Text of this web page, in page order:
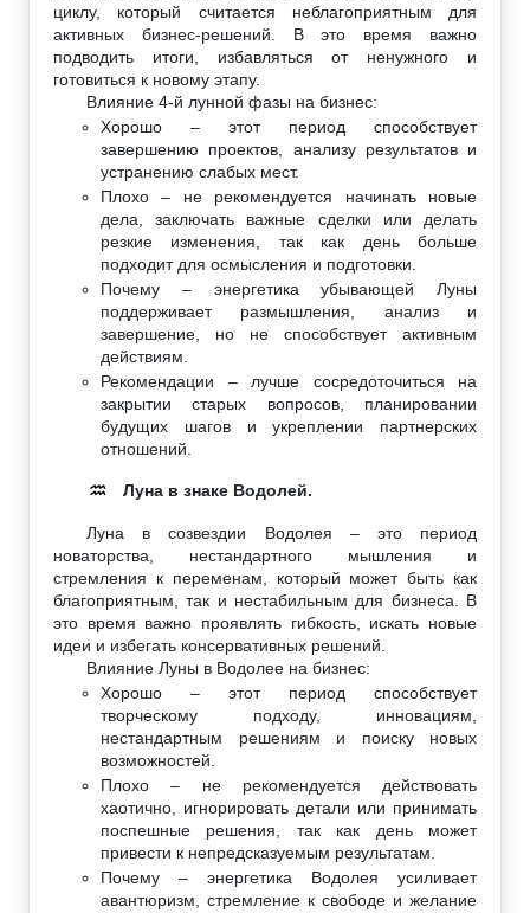
циклу, который считается неблагоприятным для
активных бизнес-решений. В это время важно
подводить итоги, избавляться от ненужного и
готовиться к новому этапу.
Влияние 4-й лунной фазы на бизнес:
Хорошо – этот период способствует
завершению проектов, анализу результатов и
устранению слабых мест.
Плохо – не рекомендуется начинать новые
дела, заключать важные сделки или делать
резкие изменения, так как день больше
подходит для осмысления и подготовки.
Почему – энергетика убывающей Луны
поддерживает размышления, анализ и
завершение, но не способствует активным
действиям.
Рекомендации – лучше сосредоточиться на
закрытии старых вопросов, планировании
будущих шагов и укреплении партнерских
отношений.
♒ Луна в знаке Водолей.
Луна в созвездии Водолея – это период
новаторства, нестандартного мышления и
стремления к переменам, который может быть как
благоприятным, так и нестабильным для бизнеса. В
это время важно проявлять гибкость, искать новые
идеи и избегать консервативных решений.
Влияние Луны в Водолее на бизнес:
Хорошо – этот период способствует
творческому подходу, инновациям,
нестандартным решениям и поиску новых
возможностей.
Плохо – не рекомендуется действовать
хаотично, игнорировать детали или принимать
поспешные решения, так как день может
привести к непредсказуемым результатам.
Почему – энергетика Водолея усиливает
авантюризм, стремление к свободе и желание